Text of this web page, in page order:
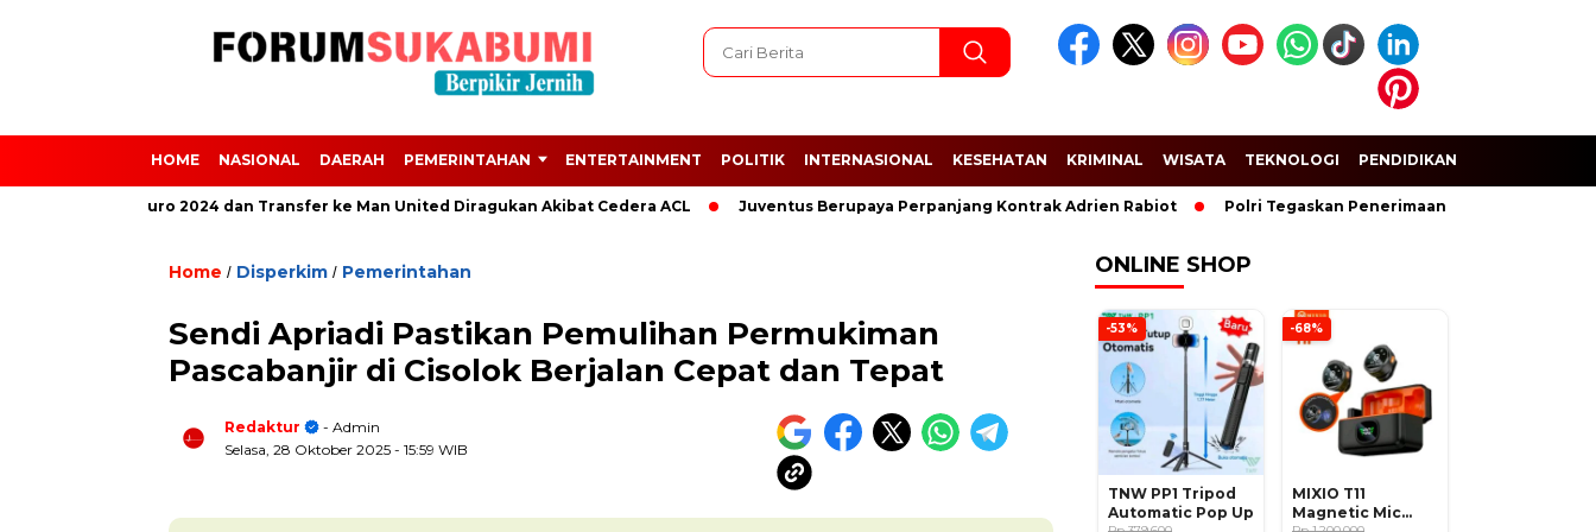
HOME NASIONAL DAERAH PEMERINTAHAN ENTERTAINMENT POLITIK INTERNASIONAL KESEHATAN KRIMINAL WISATA TEKNOLOGI PENDIDIKAN
dari Euro 2024 dan Transfer ke Man United Diragukan Akibat Cedera ACL Juventus Berupaya Perpanjang Kontrak Adrien Rabiot Polri Tegaskan Penerimaan Anggota dan Taruna
Home / Disperkim / Pemerintahan
Sendi Apriadi Pastikan Pemulihan Permukiman
Pascabanjir di Cisolok Berjalan Cepat dan Tepat
Redaktur
- Admin
Selasa, 28 Oktober 2025 - 15:59 WIB
ONLINE SHOP
-53%
TNW PP1 Tripod
Automatic Pop Up
-68%
MIXIO T11
Magnetic Mic